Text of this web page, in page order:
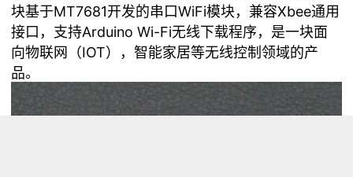
块基于MT7681开发的串口WiFi模块，兼容Xbee通用
接口，支持Arduino Wi-Fi无线下载程序，是一块面
向物联网（IOT），智能家居等无线控制领域的产
品。